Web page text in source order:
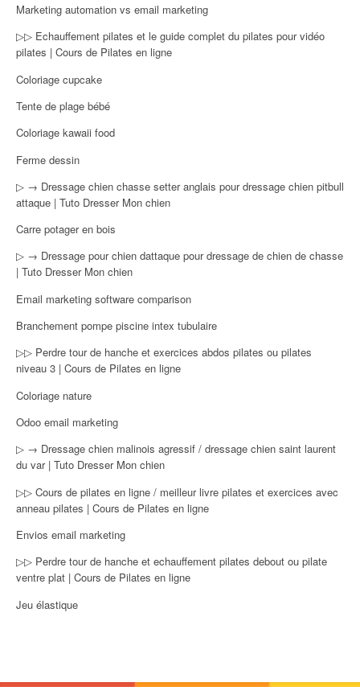
Marketing automation vs email marketing
▷▷ Echauffement pilates et le guide complet du pilates pour vidéo
pilates | Cours de Pilates en ligne
Coloriage cupcake
Tente de plage bébé
Coloriage kawaii food
Ferme dessin
▷ → Dressage chien chasse setter anglais pour dressage chien pitbull
attaque | Tuto Dresser Mon chien
Carre potager en bois
▷ → Dressage pour chien dattaque pour dressage de chien de chasse
| Tuto Dresser Mon chien
Email marketing software comparison
Branchement pompe piscine intex tubulaire
▷▷ Perdre tour de hanche et exercices abdos pilates ou pilates
niveau 3 | Cours de Pilates en ligne
Coloriage nature
Odoo email marketing
▷ → Dressage chien malinois agressif / dressage chien saint laurent
du var | Tuto Dresser Mon chien
▷▷ Cours de pilates en ligne / meilleur livre pilates et exercices avec
anneau pilates | Cours de Pilates en ligne
Envios email marketing
▷▷ Perdre tour de hanche et echauffement pilates debout ou pilate
ventre plat | Cours de Pilates en ligne
Jeu élastique